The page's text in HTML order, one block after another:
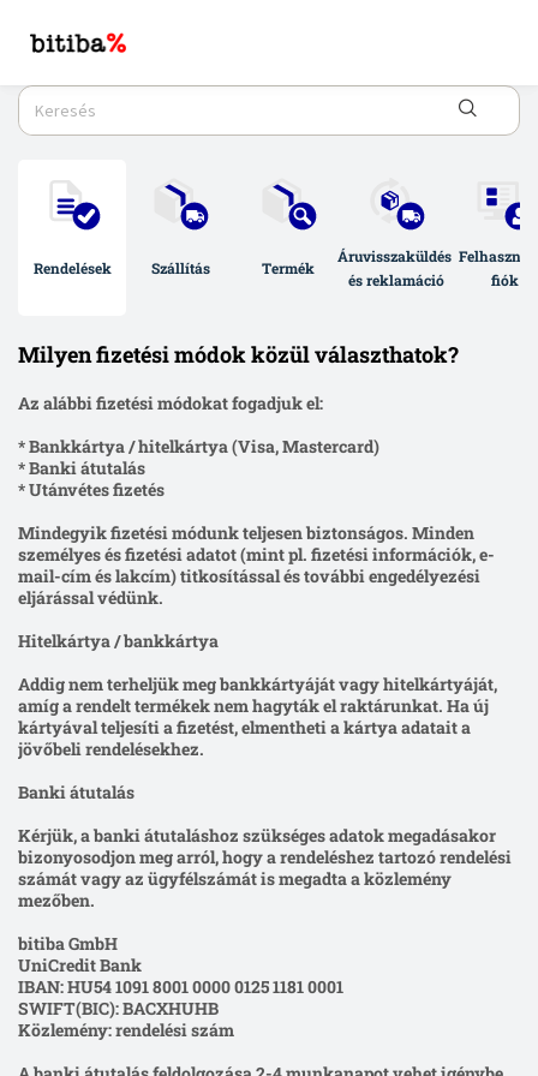
Rendelések Szállítás Termék
Áruvisszaküldés
és reklamáció
fiók
Milyen fizetési módok közül választhatok?
Az alábbi fizetési módokat fogadjuk el:
* Bankkártya / hitelkártya (Visa, Mastercard)
* Banki átutalás
* Utánvétes fizetés
Mindegyik fizetési módunk teljesen biztonságos. Minden
személyes és fizetési adatot (mint pl. fizetési információk, e-
mail-cím és lakcím) titkosítással és további engedélyezési
eljárással védünk.
Hitelkártya / bankkártya
Addig nem terheljük meg bankkártyáját vagy hitelkártyáját,
amíg a rendelt termékek nem hagyták el raktárunkat. Ha új
kártyával teljesíti a fizetést, elmentheti a kártya adatait a
jövőbeli rendelésekhez.
Banki átutalás
Kérjük, a banki átutaláshoz szükséges adatok megadásakor
bizonyosodjon meg arról, hogy a rendeléshez tartozó rendelési
számát vagy az ügyfélszámát is megadta a közlemény
mezőben.
bitiba GmbH
UniCredit Bank
IBAN: HU54 1091 8001 0000 0125 1181 0001
SWIFT(BIC): BACXHUHB
Közlemény: rendelési szám